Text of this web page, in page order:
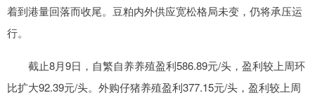
着到港量回落而收尾。豆粕内外供应宽松格局未变，仍将承压运
行。
截止8月9日，自繁自养养殖盈利586.89元/头，盈利较上周环
比扩大92.39元/头。外购仔猪养殖盈利377.15元/头，盈利较上周